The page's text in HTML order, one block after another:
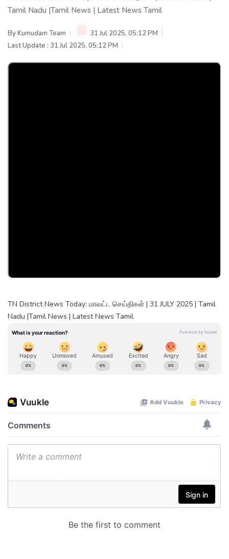
Tamil Nadu |Tamil News | Latest News Tamil
ByKumudam Team
31 Jul 2025, 05:12 PM
Last Update : 31 Jul 2025, 05:12 PM
TN District News Today: மாவட்ட செய்திகள் | 31 JULY 2025 | Tamil
Nadu |Tamil News | Latest News Tamil